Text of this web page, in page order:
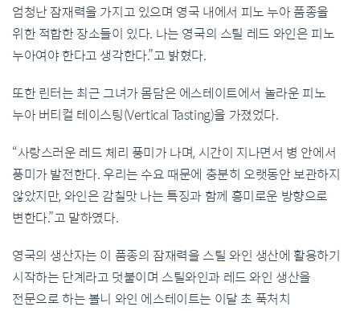
엄청난 잠재력을 가지고 있으며 영국 내에서 피노 누아품종을
위한 적합한 장소들이 있다. 나는 영국의 스틸 레드 와인은 피노
누아여야 한다고 생각한다.”고 밝혔다.
또한 린터는 최근그녀가몸담은 에스테이트에서 놀라운 피노
누아 버티컬 테이스팅(Vertical Tasting)을 가졌었다.
“사랑스러운 레드 체리 풍미가 나며, 시간이 지나면서 병 안에서
풍미가발전한다.우리는 수요 때문에 충분히 오랫동안보관하지
않았지만, 와인은 감칠맛 나는 특징과 함께 흥미로운 방향으로
변한다.”고 말하였다.
영국의 생산자는 이 품종의 잠재력을스틸 와인 생산에 활용하기
시작하는 단계라고 덧붙이며 스틸와인과 레드 와인 생산을
전문으로하는볼니 와인 에스테이트는 이달 초 푹처치